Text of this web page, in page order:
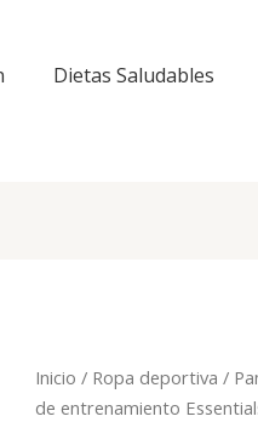
Dietas Saludables
Inicio / Ropa deportiva /
de entrenamiento